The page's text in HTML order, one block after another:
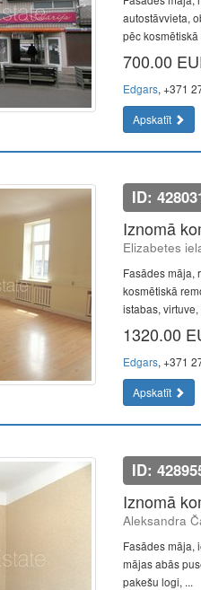
autostāvvieta,
pēc
700.00
Edgars, +371
Apskatīt
ID:
Iznomā
Elizabetes
Fasādes māja,
kosmētiskā
istabas,
1320.00
Edgars, +371
Apskatīt
ID:
Iznomā
Aleksandra
Fasādes māja,
mājas abās
pakešu logi, ...